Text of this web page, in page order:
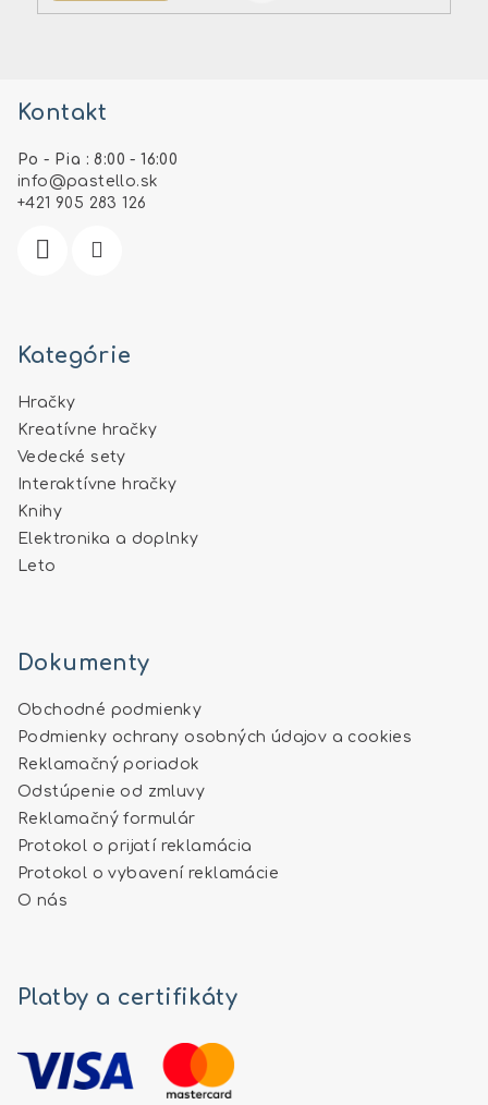
Kontakt
Po - Pia : 8:00 - 16:00
info @pastello.sk
+421 905 283 126
Kategórie
Hračky
Kreatívne hračky
Vedecké sety
Interaktívne hračky
Knihy
Elektronika a doplnky
Leto
Dokumenty
Obchodné podmienky
Podmienky ochrany osobných údajov a cookies
Reklamačný poriadok
Odstúpenie od zmluvy
Reklamačný formulár
Protokol o prijatí reklamácia
Protokol o vybavení reklamácie
O nás
Platby a certifikáty